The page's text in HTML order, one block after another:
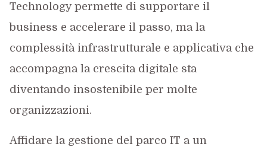
Technology permette di supportare il
business e accelerare il passo, ma la
complessità infrastrutturale e applicativa che
accompagna la crescita digitale sta
diventando insostenibile per molte
organizzazioni.
Affidare la gestione del parco IT a un